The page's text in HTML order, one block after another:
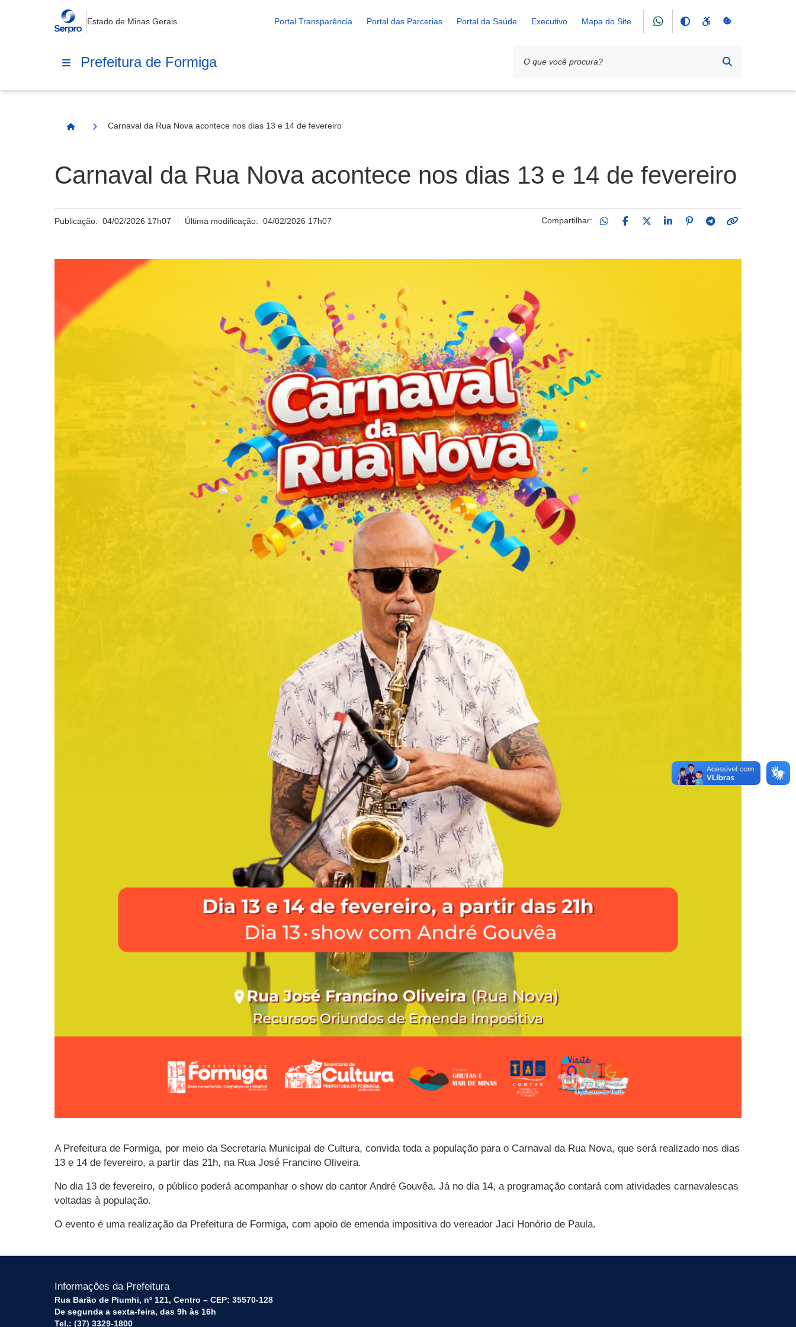
Estado de Minas Gerais Portal Transparência Portal das Parcerias Portal da Saúde Executivo Mapa do Site
Prefeitura de Formiga
Página Inicial
Carnaval da Rua Nova acontece nos dias 13 e 14 de fevereiro
Carnaval da Rua Nova acontece nos dias 13 e 14 de fevereiro
Publicação: 04/02/2026 17h07 Última modificação:04/02/2026 17h07 Compartilhar:
A Prefeitura de Formiga, por meio da Secretaria Municipal de Cultura, convida toda a população para o Carnaval da Rua Nova, que será realizado nos dias
13 e 14 de fevereiro, a partir das 21h, na Rua José Francino Oliveira.
No dia 13 de fevereiro, o público poderá acompanhar o show do cantor André Gouvêa. Já no dia 14, a programação contará com atividades carnavalescas
voltadas à população.
O evento é uma realização da Prefeitura de Formiga, com apoio de emenda impositiva do vereador Jaci Honório de Paula.
Informações da Prefeitura
Rua Barão de Piumhi, nº 121, Centro – CEP: 35570-128
De segunda a sexta-feira, das 9h às 16h
Tel.: (37) 3329-1800